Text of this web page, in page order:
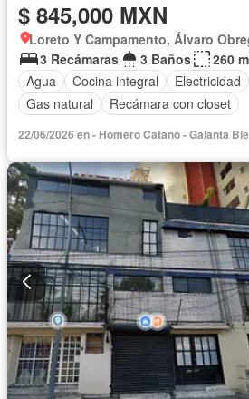
$ 845,000 MXN
Loreto Y Campamento, Álvaro
3 Recámaras
3 Baños
260
Agua
Cocina integral Electricidad
Gas natural
Recámara con closet
22/06/2026 en - Homero Cataño - Galanta